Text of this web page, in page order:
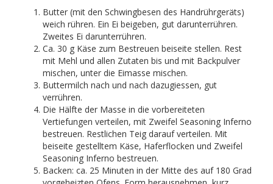
Butter (mit den Schwingbesen des Handrührgeräts)
weich rühren. Ein Ei beigeben, gut darunterrühren.
Zweites Ei darunterrühren.
Ca. 30 g Käse zum Bestreuen beiseite stellen. Rest
mit Mehl und allen Zutaten bis und mit Backpulver
mischen, unter die Eimasse mischen.
Buttermilch nach und nach dazugiessen, gut
verrühren.
Die Hälfte der Masse in die vorbereiteten
Vertiefungen verteilen, mit Zweifel Seasoning Inferno
bestreuen. Restlichen Teig darauf verteilen. Mit
beiseite gestelltem Käse, Haferflocken und Zweifel
Seasoning Inferno bestreuen.
Backen: ca. 25 Minuten in der Mitte des auf 180 Grad